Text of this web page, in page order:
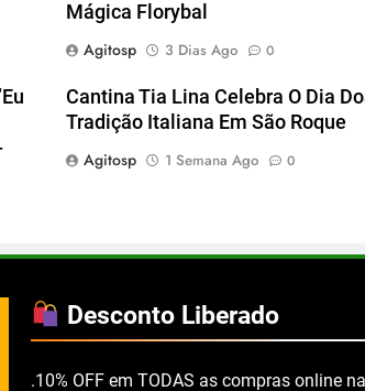
Mágica Florybal
Agitosp
3 Dias Ago 0
Cantina Tia Lina Celebra O Dia
Tradição Italiana Em São Roque
Agitosp
1 Semana Ago 0
Desconto Liberado
.10% OFF em TODAS as compras online na